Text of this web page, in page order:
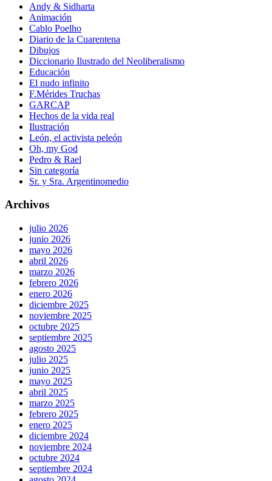
Andy & Sidharta
Animación
Cablo Poelho
Diario de la Cuarentena
Dibujos
Diccionario Ilustrado del Neoliberalismo
Educación
El nudo infinito
F.Mérides Truchas
GARCAP
Hechos de la vida real
Ilustración
León, el activista peleón
Oh, my God
Pedro & Rael
Sin categoría
Sr. y Sra. Argentinomedio
Archivos
julio 2026
junio 2026
mayo 2026
abril 2026
marzo 2026
febrero 2026
enero 2026
diciembre 2025
noviembre 2025
octubre 2025
septiembre 2025
agosto 2025
julio 2025
junio 2025
mayo 2025
abril 2025
marzo 2025
febrero 2025
enero 2025
diciembre 2024
noviembre 2024
octubre 2024
septiembre 2024